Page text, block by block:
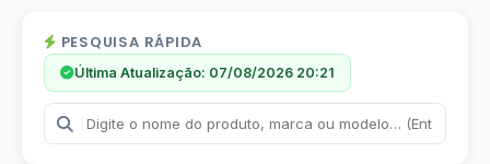
PESQUISA RÁPIDA
Última Atualização: 07/08/2026 20:21